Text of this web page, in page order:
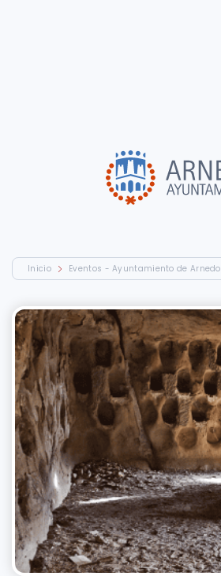
Inicio Eventos - Ayuntamiento de Arnedo